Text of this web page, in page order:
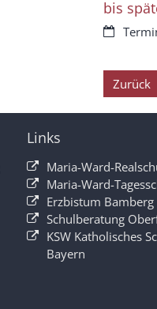
bis
Datum:
Zurück
Links
Maria-Ward-
Maria-Ward-
Erzbistum Bamberg
Schulberatung
KSW Katholisches
Bayern